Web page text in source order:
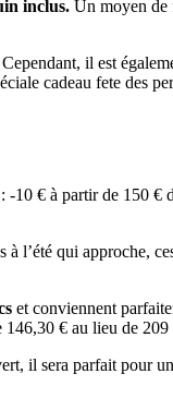
inclus. Un moyen de
Cependant, il est
cadeau fete des
10 € à partir de 150 €
à l’été qui approche,
et conviennent
146,30 € au lieu de 209
il sera parfait pour